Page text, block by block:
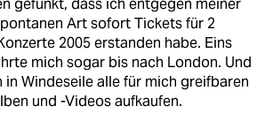
gefunkt, dass ich entgegen meiner
Art sofort Tickets für 2
2005 erstanden habe. Eins
mich sogar bis nach London. Und
in Windeseile alle für mich greifbaren
und -Videos aufkaufen.